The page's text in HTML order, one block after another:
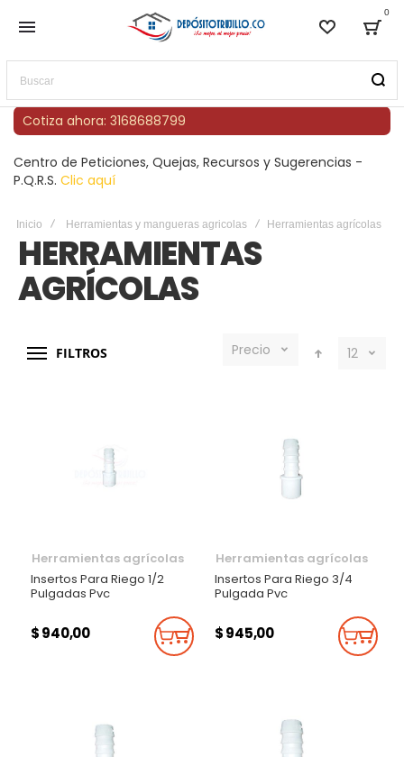
Lista de
0
Buscar
Cotiza ahora: 3168688799
Centro de Peticiones, Quejas, Recursos y Sugerencias -
P.Q.R.S. Clic aquí
Inicio Herramientas y mangueras agricolas Herramientas agrícolas
HERRAMIENTAS
AGRÍCOLAS
FILTROS Precio 12
Herramientas agrícolas
Insertos Para Riego 1/2
Pulgadas Pvc
$ 940,00 Añadir Al Carrito
Herramientas agrícolas
Insertos Para Riego 3/4
Pulgada Pvc
$ 945,00